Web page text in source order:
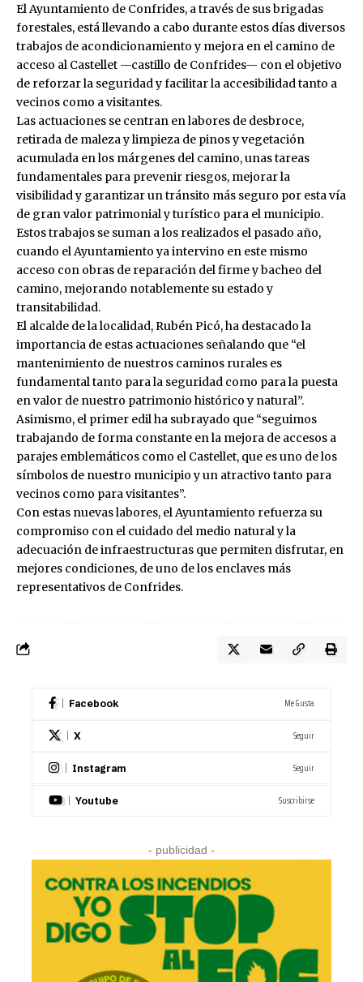
El Ayuntamiento de Confrides, a través de sus brigadas
forestales, está llevando a cabo durante estos días diversos
trabajos de acondicionamiento y mejora en el camino de
acceso al Castellet —castillo de Confrides— con el objetivo
de reforzar la seguridad y facilitar la accesibilidad tanto a
vecinos como a visitantes.
Las actuaciones se centran en labores de desbroce,
retirada de maleza y limpieza de pinos y vegetación
acumulada en los márgenes del camino, unas tareas
fundamentales para prevenir riesgos, mejorar la
visibilidad y garantizar un tránsito más seguro por esta vía
de gran valor patrimonial y turístico para el municipio.
Estos trabajos se suman a los realizados el pasado año,
cuando el Ayuntamiento ya intervino en este mismo
acceso con obras de reparación del firme y bacheo del
camino, mejorando notablemente su estado y
transitabilidad.
El alcalde de la localidad, Rubén Picó, ha destacado la
importancia de estas actuaciones señalando que “el
mantenimiento de nuestros caminos rurales es
fundamental tanto para la seguridad como para la puesta
en valor de nuestro patrimonio histórico y natural”.
Asimismo, el primer edil ha subrayado que “seguimos
trabajando de forma constante en la mejora de accesos a
parajes emblemáticos como el Castellet, que es uno de los
símbolos de nuestro municipio y un atractivo tanto para
vecinos como para visitantes”.
Con estas nuevas labores, el Ayuntamiento refuerza su
compromiso con el cuidado del medio natural y la
adecuación de infraestructuras que permiten disfrutar, en
mejores condiciones, de uno de los enclaves más
representativos de Confrides.
Facebook Me Gusta
X Seguir
Instagram Seguir
Youtube Suscribirse
- publicidad -